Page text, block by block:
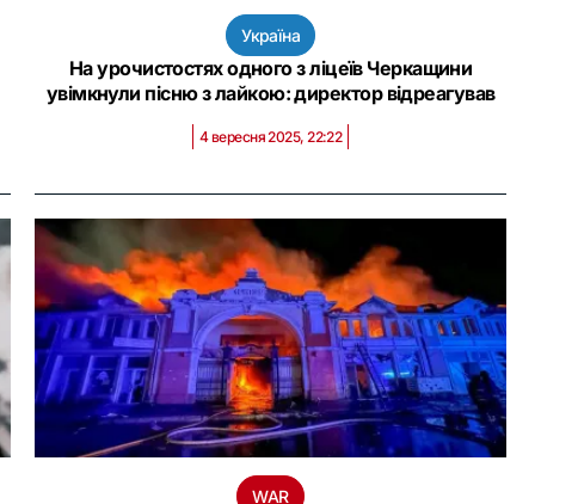
Україна
На урочистостях одного з ліцеїв Черкащини
увімкнули пісню з лайкою: директор відреагував
4 вересня 2025, 22:22
WAR